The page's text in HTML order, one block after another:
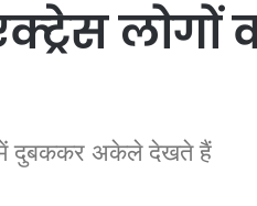
लोगों
में दुबककर अकेले देखते हैं